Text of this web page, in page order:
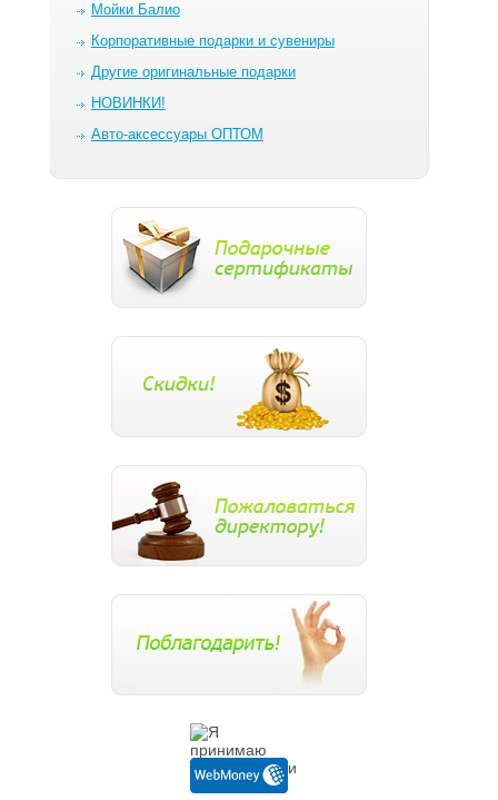
Мойки Балио
Корпоративные подарки и сувениры
Другие оригинальные подарки
НОВИНКИ!
Авто-аксессуары ОПТОМ